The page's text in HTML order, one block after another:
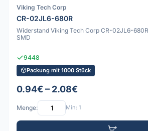
Viking Tech Corp
CR-02JL6-680R
Widerstand Viking Tech Corp CR-02JL6-
SMD
9448
Packung mit 1000 Stück
0.94€ – 2.08€
Menge: Min: 1